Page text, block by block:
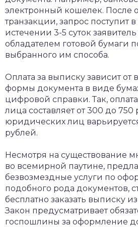
электронный кошелек. После
транзакции, запрос поступит
истечении 3-5 суток заявитель
обладателем готовой бумаги
выбранного им способа.
Оплата за выписку зависит от
формы документа в виде
цифровой справки. Так,
лица составляет от 300 до 750
юридических лиц
рублей.
Несмотря на существование
во всемирной паутине,
безвозмездные услуги по
подобного рода документов,
бесплатно заказать выписку
Закон предусматривает
госпошлины за оформление